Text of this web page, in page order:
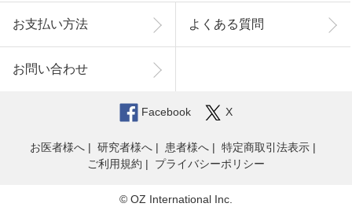
お支払い方法 よくある質問
お問い合わせ
Facebook X
お医者様へ 研究者様へ 患者様へ
特定商取引法表示
ご利用規約
プライバシーポリシー
© OZ International Inc.